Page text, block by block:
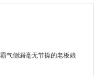
霸气侧漏毫无节操的老板娘